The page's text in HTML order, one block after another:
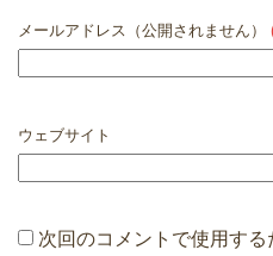
メールアドレス（公開されません）
ウェブサイト
次回のコメントで使用す